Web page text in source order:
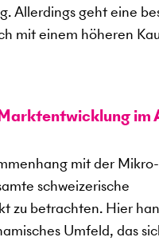
Allerdings geht eine
mit einem höheren
im
mit der
schweizerische
zu betrachten. Hier
Umfeld, das